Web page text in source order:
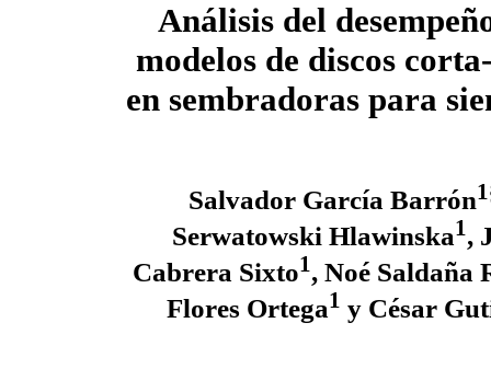
Análisis del
modelos de discos
en sembradoras para
Salvador García Barrón
Serwatowski Hlawinska1,
Cabrera Sixto1, Noé Saldaña
Flores Ortega1 y César